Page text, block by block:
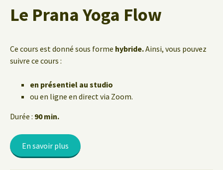
Le Prana Yoga Flow
Ce cours est donné sous forme hybride.Ainsi, vous pouvez
suivre ce cours :
en présentiel au studio
ou en ligne en direct via Zoom.
Durée : 90 min.
En savoir plus